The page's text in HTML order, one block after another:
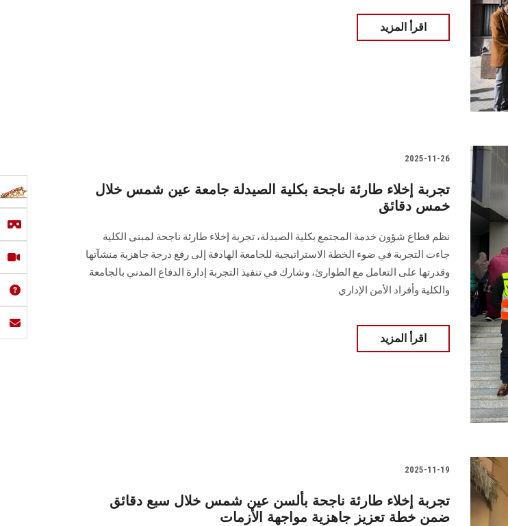
اقرأ المزيد
2025-11-26
تجربة إخلاء طارئة ناجحة بكلية الصيدلة جامعة عين شمس خلال
خمس دقائق
نظم قطاع شؤون خدمة المجتمع بكلية الصيدلة، تجربة إخلاء طارئة ناجحة لمبنى الكلية
جاءت التجربة في ضوء الخطة الاستراتيجية للجامعة الهادفة إلى رفع درجة جاهزية منشآتها
وقدرتها على التعامل مع الطوارئ، وشارك في تنفيذ التجربة إدارة الدفاع المدني بالجامعة
والكلية وأفراد الأمن الإداري
اقرأ المزيد
2025-11-19
تجربة إخلاء طارئة ناجحة بألسن عين شمس خلال سبع دقائق
ضمن خطة تعزيز جاهزية مواجهة الأزمات